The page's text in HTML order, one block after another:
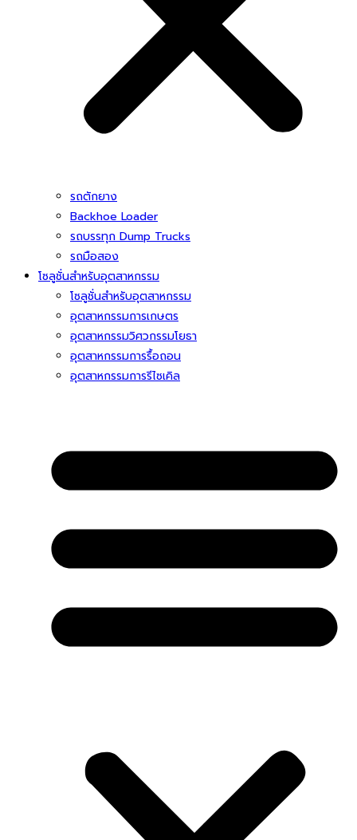
รถตักยาง
Backhoe Loader
รถบรรทุก Dump Trucks
รถมือสอง
โซลูชั่นสําหรับอุตสาหกรรม
โซลูชั่นสําหรับอุตสาหกรรม
อุตสาหกรรมการเกษตร
อุตสาหกรรมวิศวกรรมโยธา
อุตสาหกรรมการรื้อถอน
อุตสาหกรรมการรีไซเคิล